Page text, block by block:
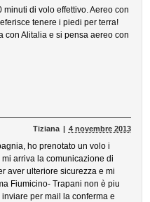
di volo effettivo. Aereo con
tenere i piedi per terra!
con Alitalia e si pensa aereo con
Tiziana 4 novembre 2013
ho prenotato un volo i
arriva la comunicazione di
aver ulteriore sicurezza e mi
Fiumicino- Trapani non è piu
per mail la conferma e